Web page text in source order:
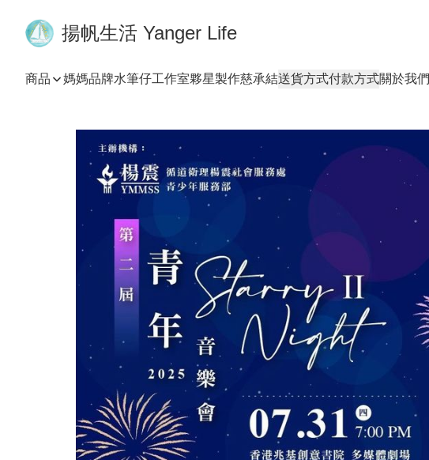
揚帆生活 Yanger Life
商品 媽媽品牌水筆仔工作室夥星製作慈承結送貨方式付款方式關於我們